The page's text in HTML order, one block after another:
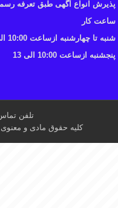
پذیرش انواع آگهی طبق تعرفه
ساعت کار
شنبه تا چهارشنبه ازساعت 10:00 الی 17
پنجشنبه ازساعت 10:00 الی 13
تلفن تماس : 424 200
کلیه حقوق مادی و